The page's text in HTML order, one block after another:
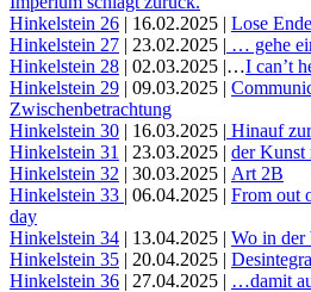
Hinkelstein 26 | 16.02.2025 | Lose
Hinkelstein 27 | 23.02.2025 | … gehe
Hinkelstein 28 | 02.03.2025 |…I can’t
Hinkelstein 29 | 09.03.2025 |
Zwischenbetrachtung
Hinkelstein 30 | 16.03.2025 | Hinauf
Hinkelstein 31 | 23.03.2025 | der Kunst
Hinkelstein 32 | 30.03.2025 | Art 2B
Hinkelstein 33 | 06.04.2025 | From out
day
Hinkelstein 34 | 13.04.2025 | Wo in der
Hinkelstein 35 | 20.04.2025 |
Hinkelstein 36 | 27.04.2025 | …damit